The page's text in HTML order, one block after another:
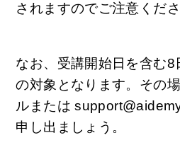
されますのでご注意くださ
なお、受講開始日を含む8
の対象となります。その
ルまたは
申し出ましょう。